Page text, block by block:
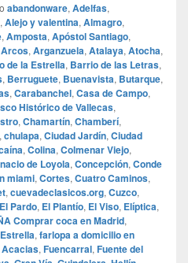
abandonware, Adelfas,
, Alejo y valentina, Almagro,
, Amposta, Apóstol Santiago,
Arcos, Arganzuela, Atalaya, Atocha,
de la Estrella, Barrio de las Letras,
, Berruguete, Buenavista, Butarque,
, Carabanchel, Casa de Campo,
Histórico de Vallecas,
, Chamartín, Chamberí,
, chulapa, Ciudad Jardín, Ciudad
, Colina, Colmenar Viejo,
de Loyola, Concepción, Conde
miami, Cortes, Cuatro Caminos,
, cuevadeclasicos.org, Cuzco,
El Pardo, El Plantío, El Viso, Elíptica,
Comprar coca en Madrid,
Estrella, farlopa a domicilio en
Acacias, Fuencarral, Fuente del